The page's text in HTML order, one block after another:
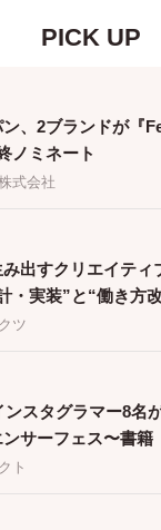
PICK UP
ン、2ブランドが『
ノミネート
式会社
出すクリエイティ
・実装”と“働き方
ツ
スタグラマー8名
サーフェス〜書籍
催
ト